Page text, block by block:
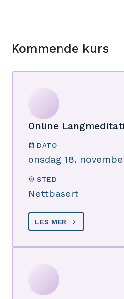
Kommende kurs
Online
DATO
onsdag 18.
STED
Nettbasert
LES MER